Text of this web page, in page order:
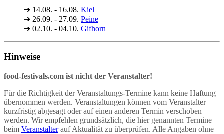
➔ 14.08. - 16.08. Kiel
➔ 26.09. - 27.09. Peine
➔ 02.10. - 04.10. Gifhorn
Hinweise
food-festivals.com ist nicht der Veranstalter!
Für die Richtigkeit der Veranstaltungs-Termine kann keine Haftung
übernommen werden. Veranstaltungen können vom Veranstalter
kurzfristig abgesagt oder auf einen anderen Termin verschoben
werden. Wir empfehlen grundsätzlich, die hier genannten Termine
beim Veranstalterauf Aktualität zu überprüfen. Alle Angaben ohne